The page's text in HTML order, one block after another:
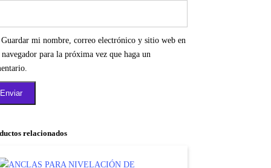
Guardar mi nombre, correo electrónico y sitio web en
navegador para la próxima vez que haga un
relacionados